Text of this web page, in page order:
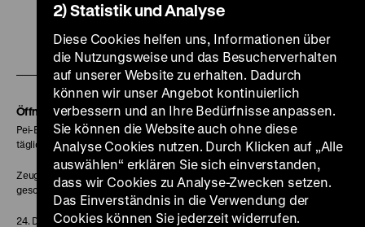
unserer
Instagram
Seite
unserer
YouTube
Seite
unserer
Facebook
Seite
LinkedIn
Seite
Seite
Zu
unserer
Soundcloud
Seite
Öffnungszeiten
Pei-Bau:
täglich 10-18 Uhr
Zeughaus:
geschlossen
24. Dezember geschlossen
2) Statistik und Analyse
Diese Cookies helfen uns, Informationen über
die Nutzungsweise und das Besucherverhalten
auf unserer Website zu erhalten. Dadurch
können wir unser Angebot kontinuierlich
verbessern und an Ihre Bedürfnisse anpassen.
Sie können die Website auch ohne diese
Analyse Cookies nutzen. Durch Klicken auf „Alle
auswählen“ erklären Sie sich einverstanden,
dass wir Cookies zu Analyse-Zwecken setzen.
Das Einverständnis in die Verwendung der
Cookies können Sie jederzeit widerrufen.